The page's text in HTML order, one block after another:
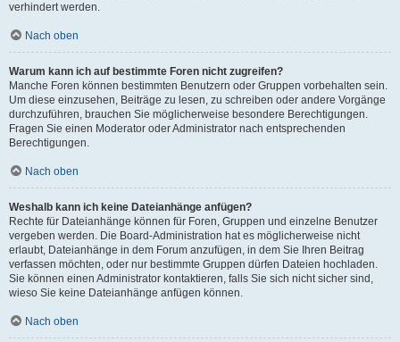
verhindert werden.
Nach oben
Warum kann ich auf bestimmte Foren nicht zugreifen?
Manche Foren können bestimmten Benutzern oder Gruppen vorbehalten sein.
Um diese einzusehen, Beiträge zu lesen, zu schreiben oder andere Vorgänge
durchzuführen, brauchen Sie möglicherweise besondere Berechtigungen.
Fragen Sie einen Moderator oder Administrator nach entsprechenden
Berechtigungen.
Nach oben
Weshalb kann ich keine Dateianhänge anfügen?
Rechte für Dateianhänge können für Foren, Gruppen und einzelne Benutzer
vergeben werden. Die Board-Administration hat es möglicherweise nicht
erlaubt, Dateianhänge in dem Forum anzufügen, in dem Sie Ihren Beitrag
verfassen möchten, oder nur bestimmte Gruppen dürfen Dateien hochladen.
Sie können einen Administrator kontaktieren, falls Sie sich nicht sicher sind,
wieso Sie keine Dateianhänge anfügen können.
Nach oben